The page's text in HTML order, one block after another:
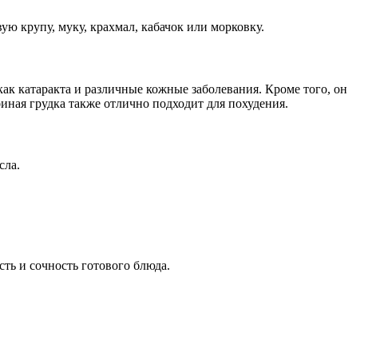
крупу, муку, крахмал, кабачок или морковку.
катаракта и различные кожные заболевания. Кроме того, он
грудка также отлично подходит для похудения.
и сочность готового блюда.